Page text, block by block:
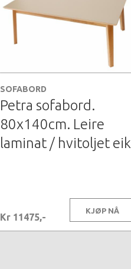
SOFABORD
Petra sofabord.
80x140cm. Leire
laminat / hvitoljet eik
Kr 11475,-
KJØP NÅ